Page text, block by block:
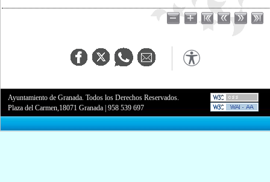
Ayuntamiento de Granada. Todos los Derechos Reservados.
Plaza del Carmen,18071 Granada |958 539 697